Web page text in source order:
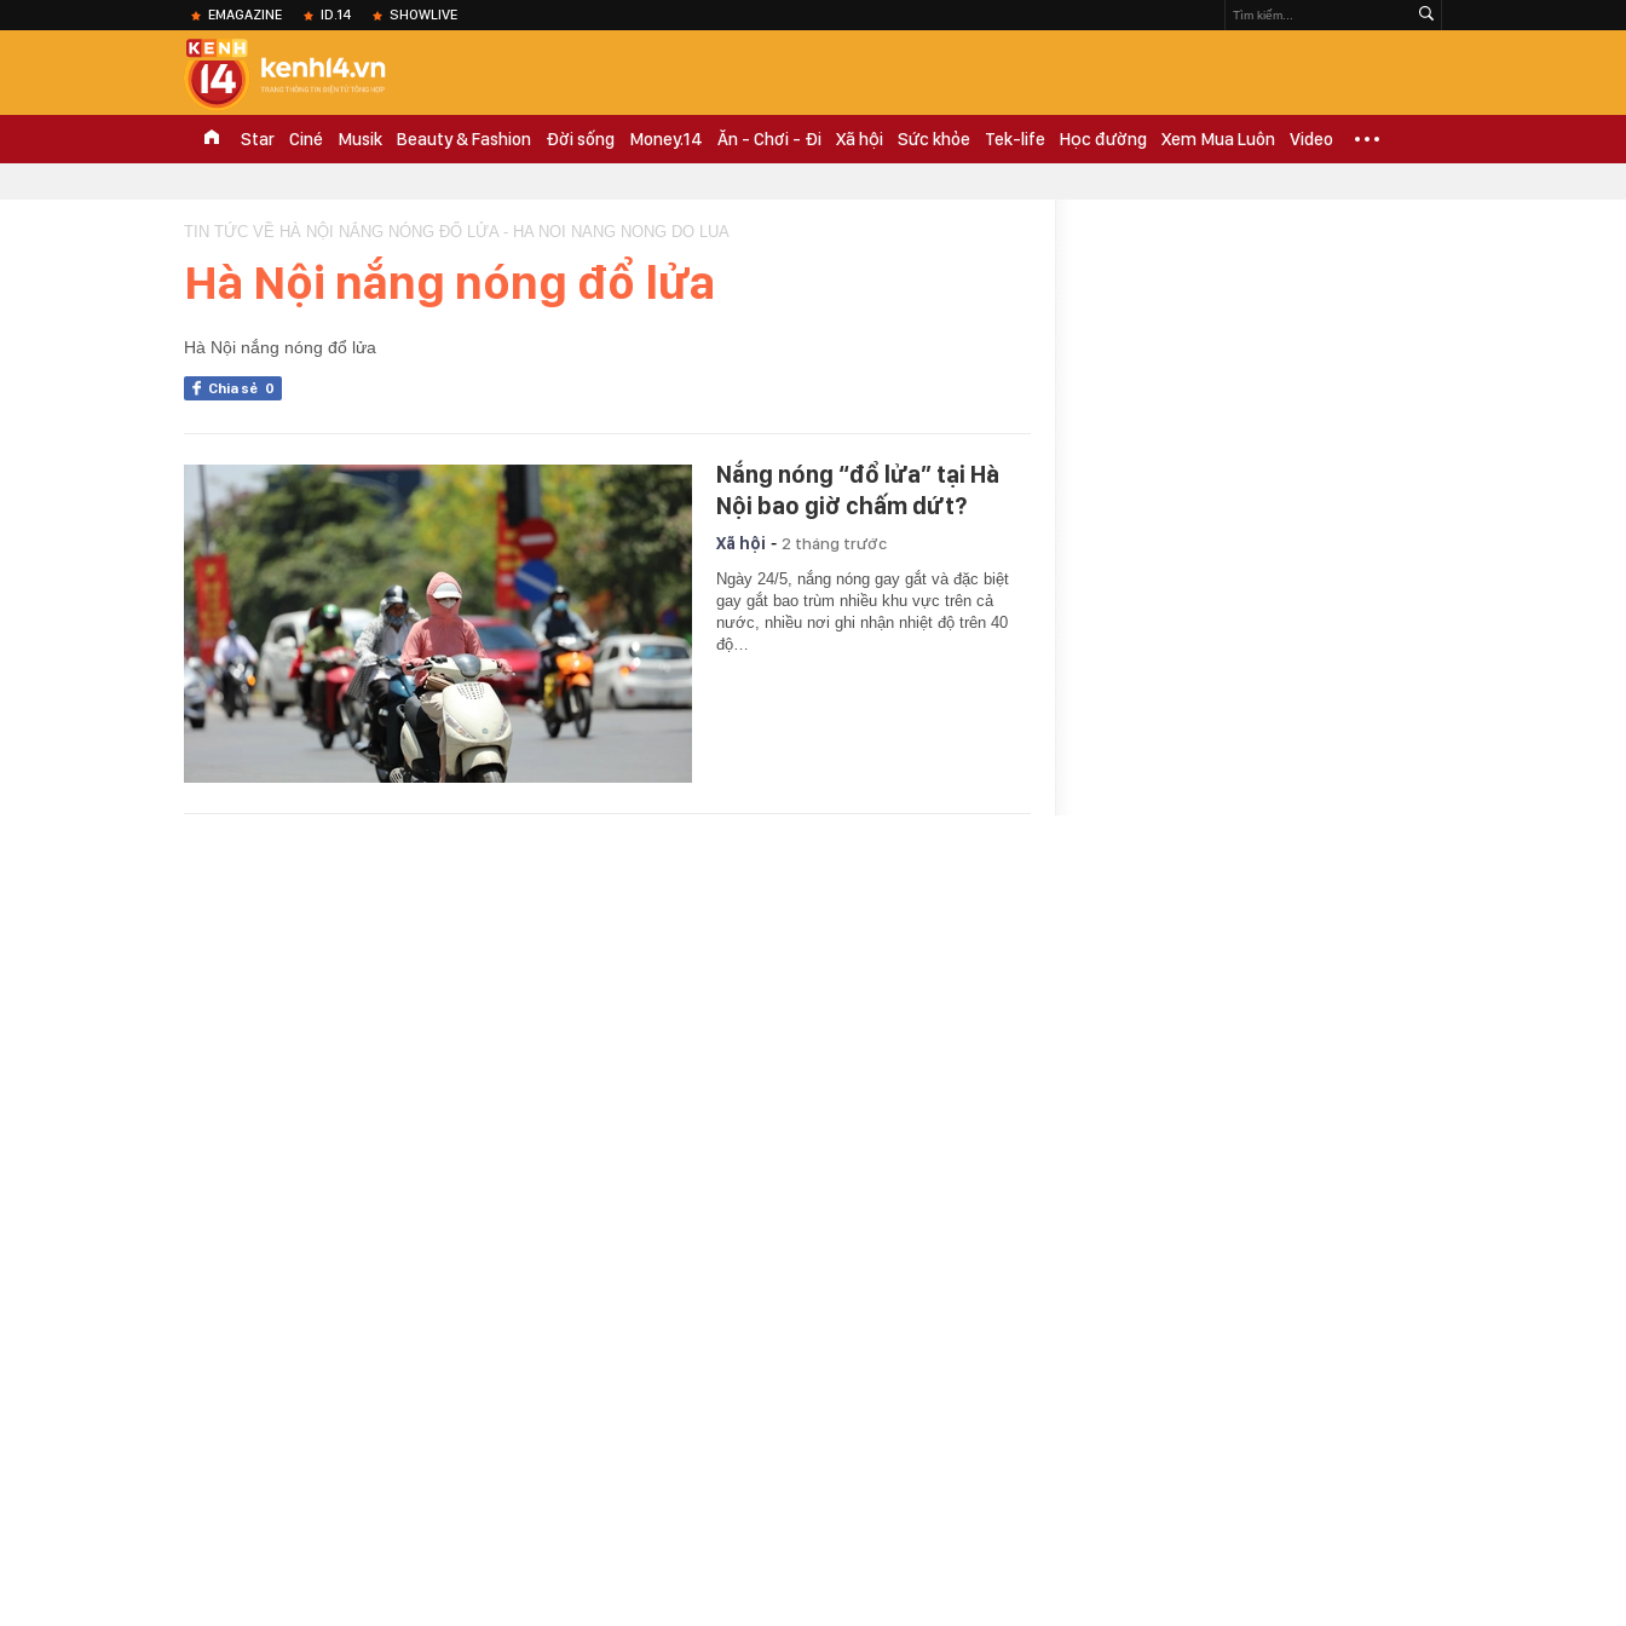
EMAGAZINE ID.14 SHOWLIVE
Star Ciné Musik Beauty & Fashion Đời sống Money.14 Ăn - Chơi - Đi Xã hội Sức khỏe Tek-life Học đường Xem Mua Luôn Video
TIN TỨC VỀ HÀ NỘI NẮNG NÓNG ĐỔ LỬA - HA NOI NANG NONG DO LUA
Hà Nội nắng nóng đổ lửa
Hà Nội nắng nóng đổ lửa
Chia sẻ 0
Nắng nóng “đổ lửa” tại Hà
Nội bao giờ chấm dứt?
Xã hội - 2 tháng trước
Ngày 24/5, nắng nóng gay gắt và đặc biệt
gay gắt bao trùm nhiều khu vực trên cả
nước, nhiều nơi ghi nhận nhiệt độ trên 40
độ…